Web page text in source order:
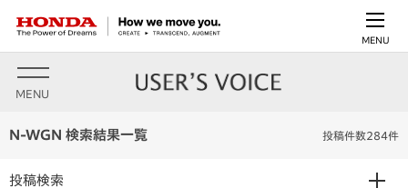
MENU
MENU
N-WGN 検索結果一覧 投稿件数284件
投稿検索